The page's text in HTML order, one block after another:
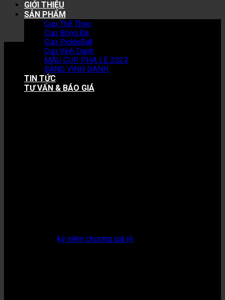
GIỚI THIỆU
SẢN PHẨM
Cup Thể Thao
Cup Bóng Đá
Cúp PickleBall
Cup Vinh Danh
MẪU CUP PHA LÊ 2023
BẢNG VINH DANH
TIN TỨC
TƯ VẤN & BÁO GIÁ
kỷ niệm chương giá rẻ